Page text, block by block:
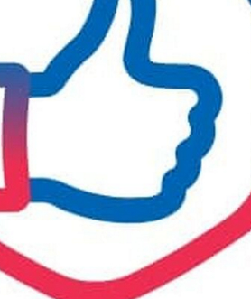
водоканал" в отношении
унитарное предприятие
ошибка. Пожалуйста,
сообщения почты администратора